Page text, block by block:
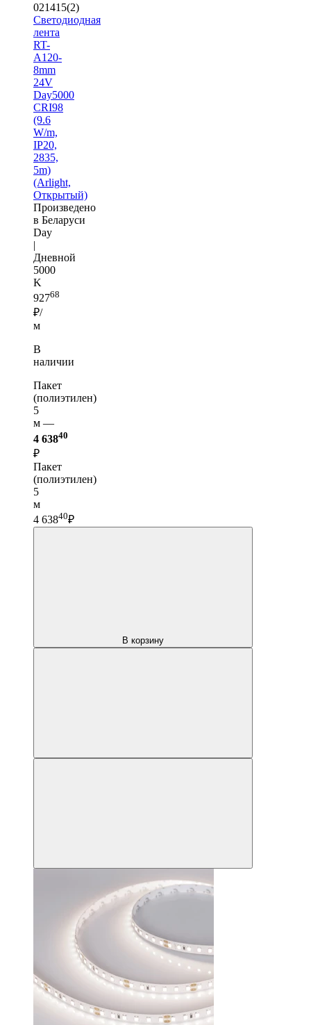
021415(2)
Светодиодная
лента
RT-
A120-
8mm
24V
Day5000
CRI98
(9.6
W/m,
IP20,
2835,
5m)
(Arlight,
Открытый)
Произведено
в Беларуси
Day
|
Дневной
5000
K
92768
₽/
м
В
наличии
Пакет
(полиэтилен)
5
м —
4 63840
₽
Пакет
(полиэтилен)
5
м
4 63840₽
В корзину